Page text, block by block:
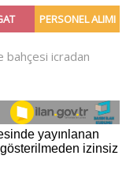
yayınlanan
izinsiz